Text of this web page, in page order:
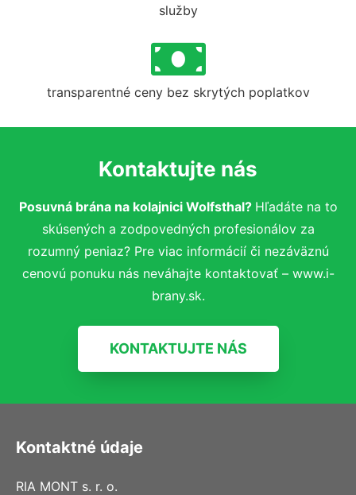
služby
transparentné ceny bez skrytých poplatkov
Kontaktujte nás
Posuvná brána na kolajnici Wolfsthal? Hľadáte na to
skúsených a zodpovedných profesionálov za
rozumný peniaz? Pre viac informácií či nezáväznú
cenovú ponuku nás neváhajte kontaktovať – www.i-
brany.sk.
KONTAKTUJTE NÁS
Kontaktné údaje
RIA MONT s. r. o.